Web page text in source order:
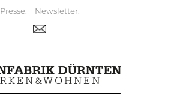
Presse. Newsletter.